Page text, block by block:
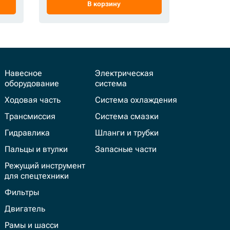
В корзину
Навесное
оборудование
Ходовая часть
Трансмиссия
Гидравлика
Пальцы и втулки
Режущий инструмент
для спецтехники
Фильтры
Двигатель
Рамы и шасси
Электрическая
система
Система охлаждения
Система смазки
Шланги и трубки
Запасные части